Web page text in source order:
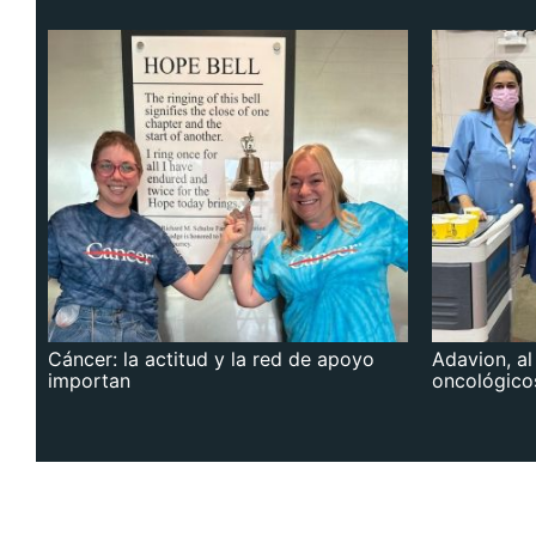
Cáncer: la actitud y la red de apoyo
importan
Adavion,